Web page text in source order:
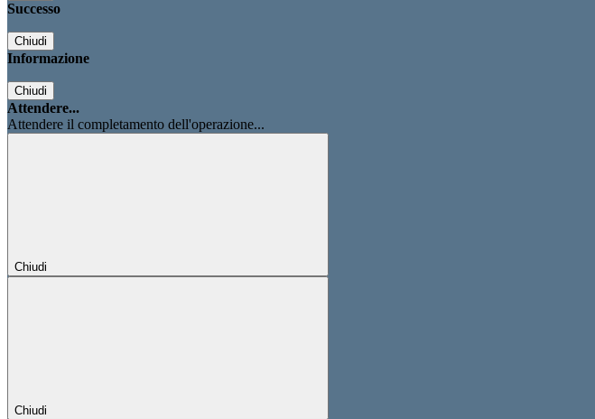
Successo
Chiudi
Informazione
Chiudi
Attendere...
Attendere il completamento dell'operazione...
Chiudi
Chiudi